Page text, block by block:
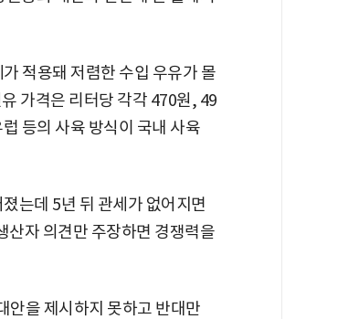
적용돼 저렴한 수입 우유가 몰
가격은 리터당 각각 470원, 49
등의 사육 방식이 국내 사육
는데 5년 뒤 관세가 없어지면
자 의견만 주장하면 경쟁력을
안을 제시하지 못하고 반대만